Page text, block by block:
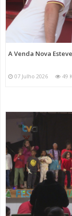
A Venda Nova
07 Julho 2026 49